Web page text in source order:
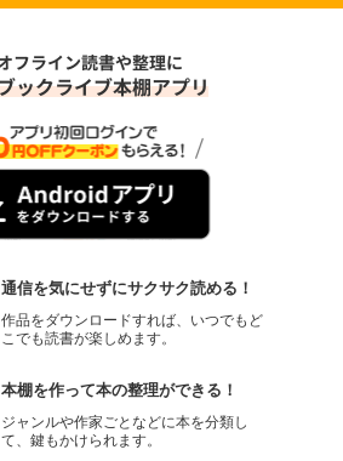
通信を気にせずにサクサク読める！
作品をダウンロードすれば、いつでもど
こでも読書が楽しめます。
本棚を作って本の整理ができる！
ジャンルや作家ごとなどに本を分類し
て、鍵もかけられます。